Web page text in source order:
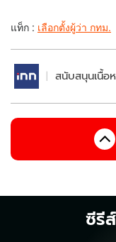
แท็ก : เลือกตั้งผู้ว่า กทม.
สนับสนุนเนื้อ
ซีรี